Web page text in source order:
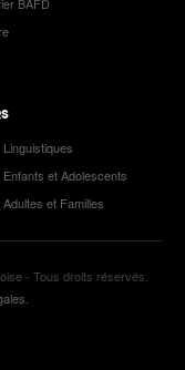
et Adolescents
et Familles
- Tous droits réservés.